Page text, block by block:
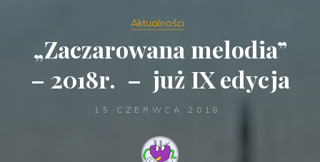
Aktualności
„Zaczarowana melodia”
– 2018r. – już IX edycja
15 CZERWCA 2018